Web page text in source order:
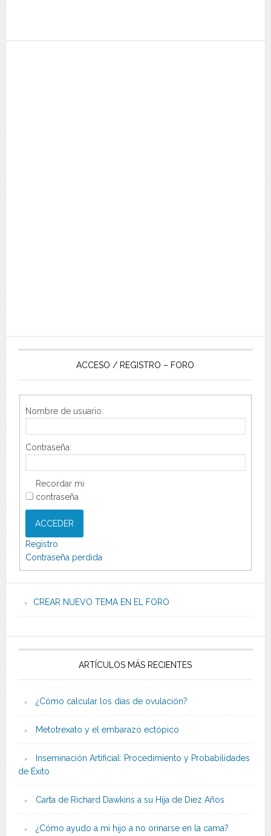
ACCESO / REGISTRO – FORO
Nombre de usuario:
Contraseña:
Recordar mi
contraseña
ACCEDER
Registro
Contraseña perdida
CREAR NUEVO TEMA EN EL FORO
ARTÍCULOS MÁS RECIENTES
¿Cómo calcular los días de ovulación?
Metotrexato y el embarazo ectópico
Inseminación Artificial: Procedimiento y Probabilidades
de Éxito
Carta de Richard Dawkins a su Hija de Diez Años
¿Cómo ayudo a mi hijo a no orinarse en la cama?